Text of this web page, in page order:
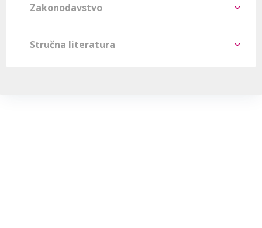
Zakonodavstvo
Stručna literatura